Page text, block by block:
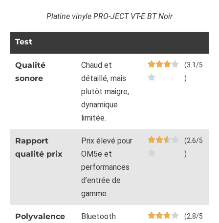
Platine vinyle PRO-JECT VT-E BT Noir
Test
Qualité
sonore
Chaud et
détaillé, mais
plutôt maigre,
dynamique
limitée.
(3.1/5
)
Rapport
qualité prix
Prix élevé pour
OM5e et
performances
d’entrée de
gamme.
(2.6/5
)
Polyvalence
Bluetooth
(2.8/5